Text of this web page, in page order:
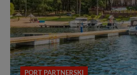
PORT PARTNERSKI